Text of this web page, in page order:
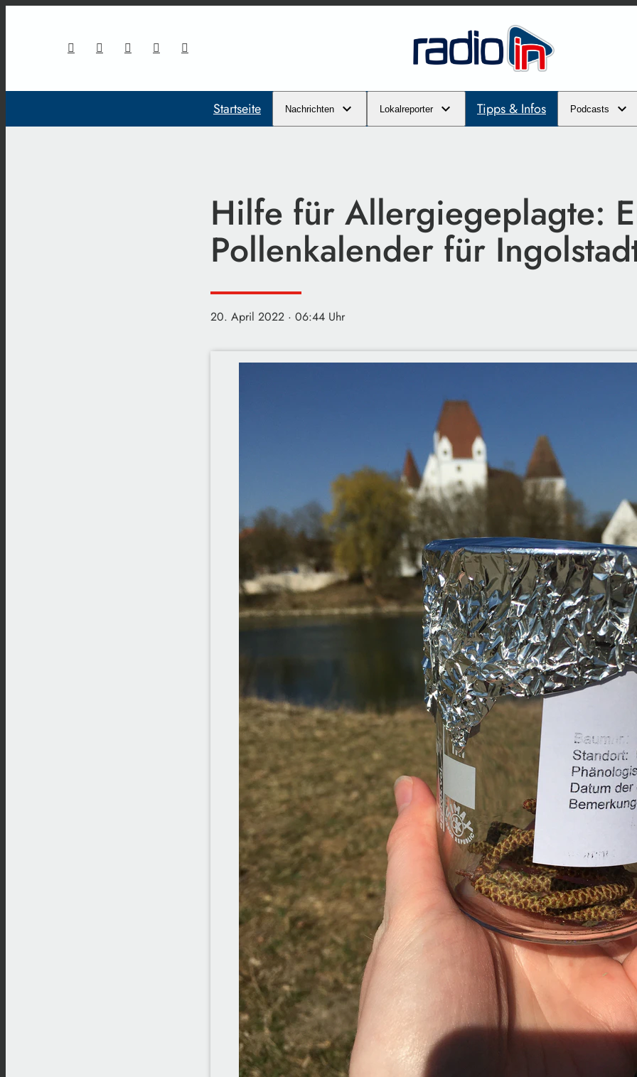
Startseite Nachrichten Lokalreporter Tipps & Infos Podcasts
Hilfe für Allergiegeplagte:
Pollenkalender für
20. April 2022 · 06:44 Uhr